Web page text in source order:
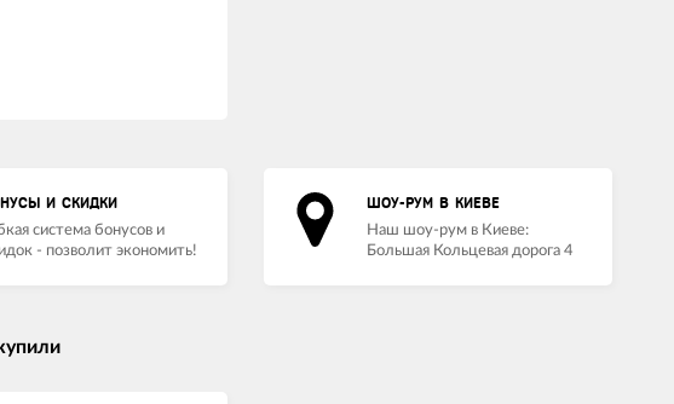
И СКИДКИ
система бонусов и
- позволит экономить!
ШОУ-РУМ В КИЕВЕ
Наш шоу-рум в Киеве:
Большая Кольцевая дорога 4